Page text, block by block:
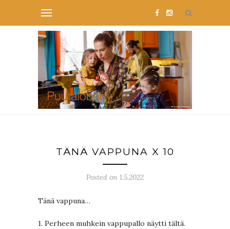
TÄNÄ VAPPUNA X 10
Posted on 1.5.2022
Tänä vappuna…
1. Perheen muhkein vappupallo näytti tältä.